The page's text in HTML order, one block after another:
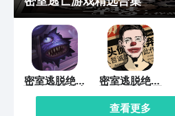
密室逃脱绝境
系列10寻梦大
作战
密室逃脱绝境
系列11游乐园
查看更多